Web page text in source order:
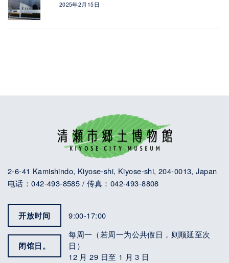
2025年2月15日
2-6-41 Kamishindo, Kiyose-shi, Kiyose-shi, 204-0013, Japan
电话：042-493-8585 / 传真：042-493-8808
开放时间 9:00-17:00
闭馆日。
每周一（若周一为公共假日，则顺延至次
日）
12 月 29 日至 1 月 3 日